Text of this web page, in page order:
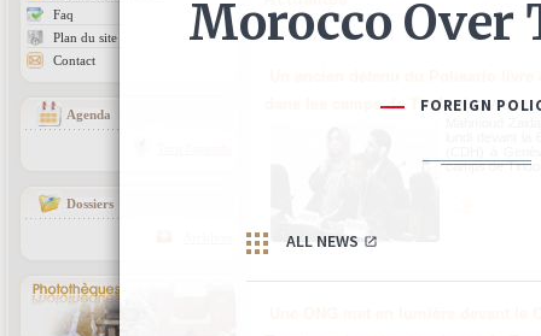
Faq
Plan du site
Contact
Agenda
Dossiers
dans les camps de Tindouf
05/03/2026
camps de